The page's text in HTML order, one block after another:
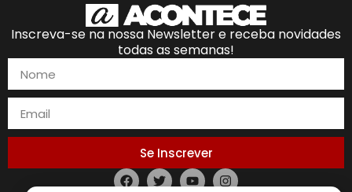
Inscreva-se na nossa Newsletter e receba novidades
todas as semanas!
Se Inscrever